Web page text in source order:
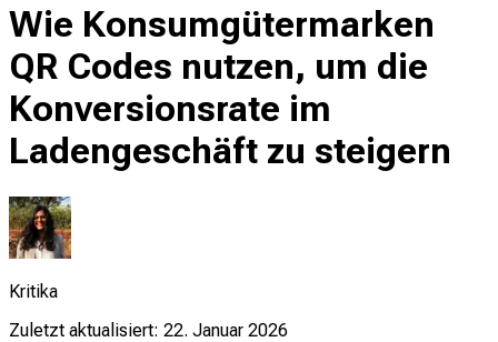
Wie Konsumgütermarken
QR Codes nutzen, um die
Konversionsrate im
Ladengeschäft zu steigern
Kritika
Zuletzt aktualisiert: 22. Januar 2026